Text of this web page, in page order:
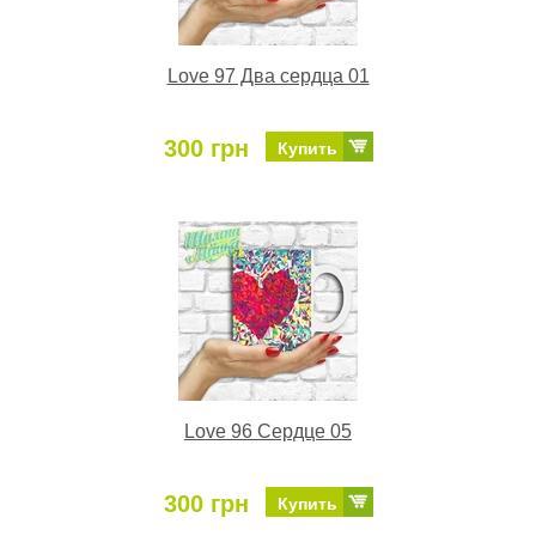
Love 97 Два сердца 01
300 грн Купить
Love 96 Сердце 05
300 грн Купить